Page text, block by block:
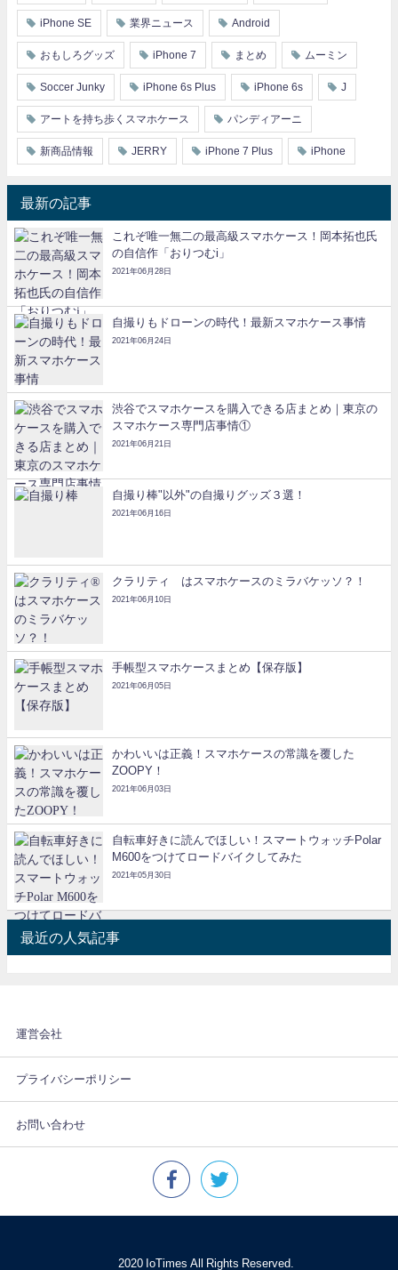
iPhone SE 業界ニュース Android
おもしろグッズ iPhone 7 まとめ ムーミン
Soccer Junky iPhone 6s Plus iPhone 6s J
アートを持ち歩くスマホケース パンディアーニ
新商品情報 JERRY iPhone 7 Plus iPhone
最新の記事
これぞ唯一無二の最高級スマホケース！岡本拓也氏
の自信作「おりつむi」
2021年06月28日
自撮りもドローンの時代！最新スマホケース事情
2021年06月24日
渋谷でスマホケースを購入できる店まとめ｜東京の
スマホケース専門店事情①
2021年06月21日
自撮り棒"以外"の自撮りグッズ３選！
2021年06月16日
クラリティ®はスマホケースのミラバケッソ？！
2021年06月10日
手帳型スマホケースまとめ【保存版】
2021年06月05日
かわいいは正義！スマホケースの常識を覆した
ZOOPY！
2021年06月03日
自転車好きに読んでほしい！スマートウォッチPolar
M600をつけてロードバイクしてみた
2021年05月30日
最近の人気記事
運営会社
プライバシーポリシー
お問い合わせ
© 2020 IoTimes All Rights Reserved.